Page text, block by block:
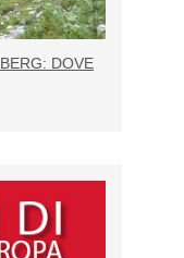
DOVE